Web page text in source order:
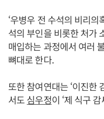
‘우병우 전 수석의 비리
석의 부인을 비롯한 처가
매입하는 과정에서 여러
뼈대로 한다.
또한 참여연대는 ‘이진한
서도심우정이 ‘제 식구